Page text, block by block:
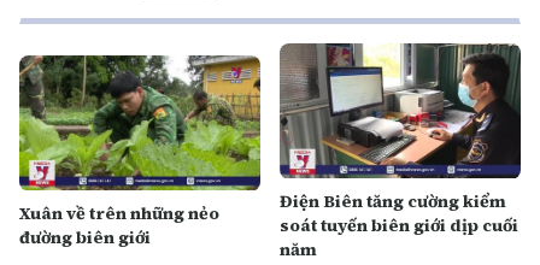
Xuân về trên những nẻo
đường biên giới
Điện Biên tăng cường kiểm
soát tuyến biên giới dịp cuối
năm